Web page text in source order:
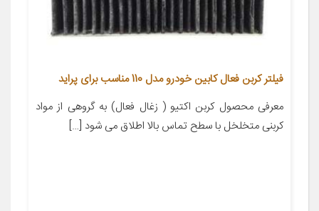
فیلتر کربن فعال کابین خودرو مدل 110 مناسب برای پراید
معرفی محصول کربن اکتیو ( زغال فعال) به گروهی از مواد
کربنی متخلخل با سطح تماس بالا اطلاق می شود […]